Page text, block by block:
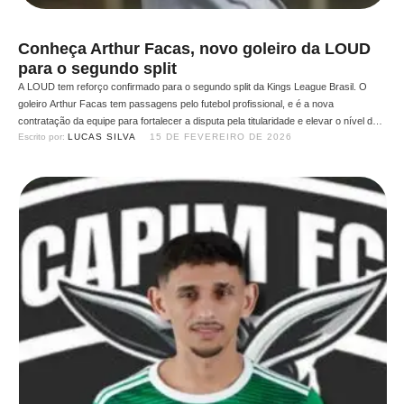
Conheça Arthur Facas, novo goleiro da LOUD
para o segundo split
A LOUD tem reforço confirmado para o segundo split da Kings League Brasil. O
goleiro Arthur Facas tem passagens pelo futebol profissional, e é a nova
contratação da equipe para fortalecer a disputa pela titularidade e elevar o nível do
elenco. Em entrevista ao Arena Kings League, o arqueiro falou sobre sua trajetória,
Escrito por: LUCAS SILVA 15 DE FEVEREIRO DE 2026